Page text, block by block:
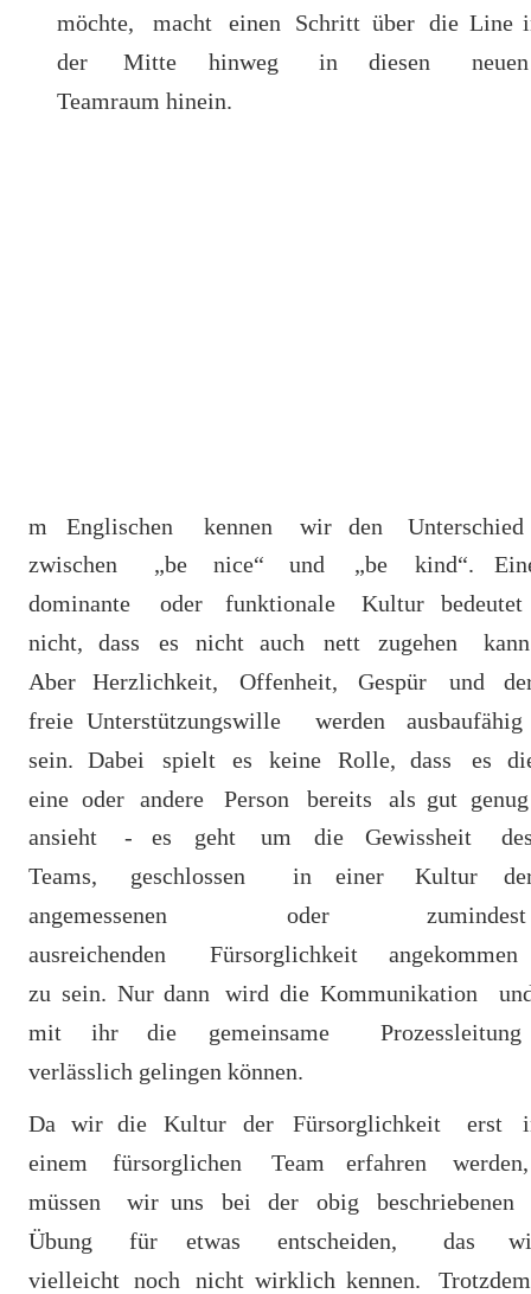
möchte,
macht einen Schritt über die Line
der
Mitte hinweg in diesen
Teamraum hinein.
m Englischen kennen wir den
Unterschied
zwischen
„be nice“ und „be kind“.
dominante
oder funktionale Kultur
bedeutet
nicht,
dass es nicht auch nett zugehen
Aber
Herzlichkeit, Offenheit, Gespür und
freie Unterstützungswille werden
ausbaufähig
sein.
Dabei spielt es keine Rolle, dass es
eine oder andere Person bereits als gut
ansieht
- es geht um die Gewissheit
Teams,
geschlossen in einer Kultur
angemessenen
oder
zumindest
ausreichenden
Fürsorglichkeit
angekommen
zu sein. Nur dann wird die Kommunikation
mit
ihr die gemeinsame
Prozessleitung
verlässlich gelingen können.
Da wir die Kultur der Fürsorglichkeit erst
einem
fürsorglichen Team erfahren
müssen
wir uns bei der obig
beschriebenen
Übung
für etwas entscheiden, das
vielleicht noch nicht wirklich kennen.